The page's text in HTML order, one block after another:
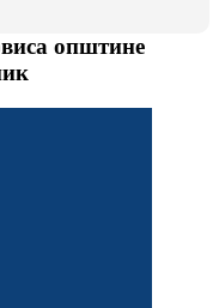
општине